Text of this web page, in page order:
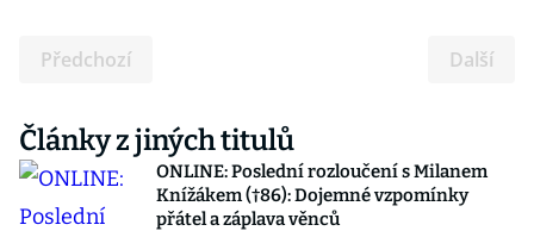
Předchozí Další
Články z jiných titulů
ONLINE: Poslední rozloučení s Milanem
Knížákem (†86): Dojemné vzpomínky
přátel a záplava věnců